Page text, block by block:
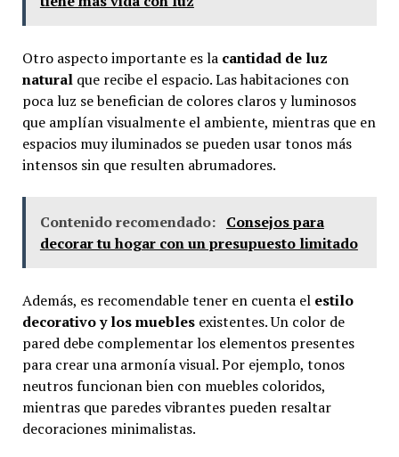
Otro aspecto importante es la cantidad de luz
naturalque recibe el espacio. Las habitaciones con
poca luz se benefician de colores claros y luminosos
que amplían visualmente el ambiente, mientras que en
espacios muy iluminados se pueden usar tonos más
intensos sin que resulten abrumadores.
Contenido recomendado: Consejos para
decorar tu hogar con un presupuesto limitado
Además, es recomendable tener en cuenta el estilo
decorativo y los mueblesexistentes. Un color de
pared debe complementar los elementos presentes
para crear una armonía visual. Por ejemplo, tonos
neutros funcionan bien con muebles coloridos,
mientras que paredes vibrantes pueden resaltar
decoraciones minimalistas.